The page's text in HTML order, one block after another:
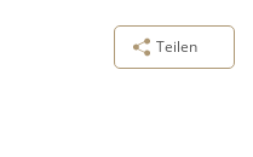
Teilen